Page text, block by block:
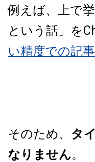
例えば、上で
という話」を
い精度での記事
そのため、 タ
なりません。